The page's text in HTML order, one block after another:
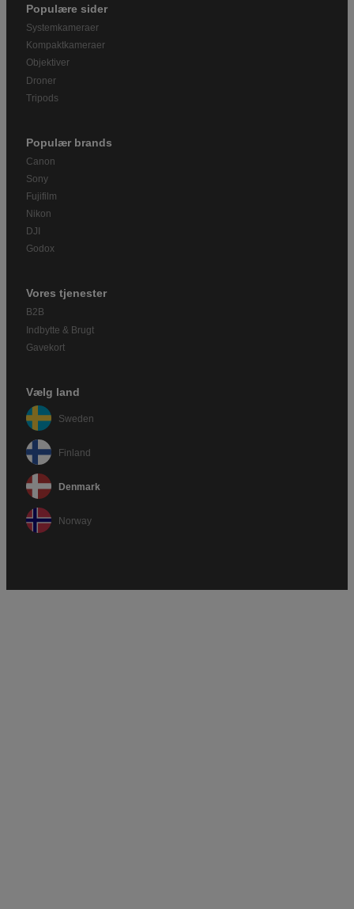
Populære sider
Systemkameraer
Kompaktkameraer
Objektiver
Droner
Tripods
Populær brands
Canon
Sony
Fujifilm
Nikon
DJI
Godox
Vores tjenester
B2B
Indbytte & Brugt
Gavekort
Vælg land
Sweden
Finland
Denmark
Norway